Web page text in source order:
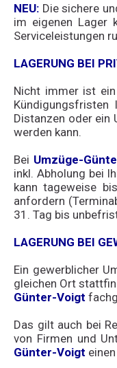
NEU: Die sichere
im eigenen Lager
Serviceleistungen
LAGERUNG BEI
Nicht immer ist
Distanzen oder
werden kann.
Bei Umzüge-
inkl. Abholung bei
kann tageweise
anfordern
31. Tag bis
LAGERUNG BEI
Ein gewerblicher
gleichen Ort
Günter-Voigt
Das gilt auch bei
von Firmen und
Günter-Voigt